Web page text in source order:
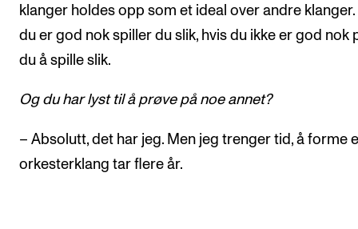
klanger holdes opp som et ideal over andre klanger.
du er god nok spiller du slik, hvis du ikke er god nok
du å spille slik.
Og du har lyst til å prøve på noe annet?
– Absolutt, det har jeg. Men jeg trenger tid, å forme
orkesterklang tar flere år.